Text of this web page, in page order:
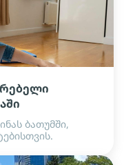
ბათუმში,